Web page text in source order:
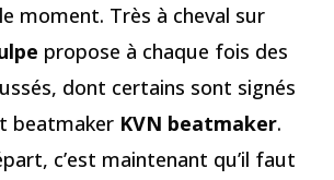
moment. Très à cheval sur
propose à chaque fois des
dont certains sont signés
beatmaker KVN beatmaker.
c’est maintenant qu’il faut